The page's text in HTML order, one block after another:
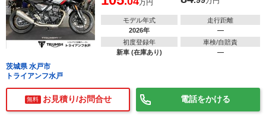
万円
モデル年式
2026年
走行距離
―
初度登録年
新車 (在庫あり)
車検/自賠責
―
茨城県 水戸市
トライアンフ水戸
無料 お見積り/お問合せ 電話をかける